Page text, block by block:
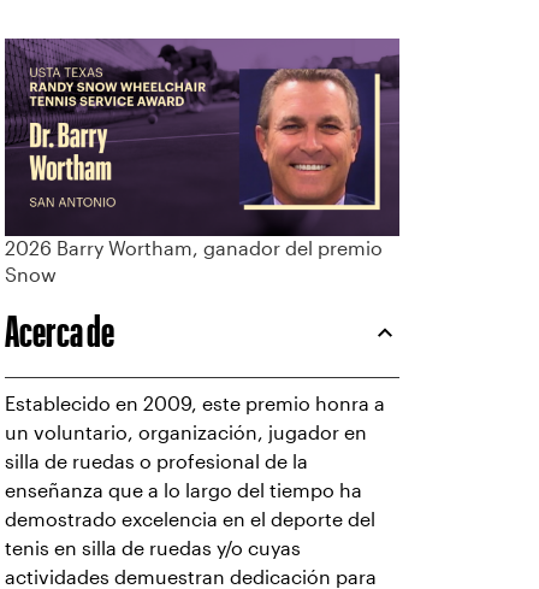
2026 Barry Wortham, ganador del premio
Snow
Acerca de
Establecido en 2009, este premio honra a
un voluntario, organización, jugador en
silla de ruedas o profesional de la
enseñanza que a lo largo del tiempo ha
demostrado excelencia en el deporte del
tenis en silla de ruedas y/o cuyas
actividades demuestran dedicación para